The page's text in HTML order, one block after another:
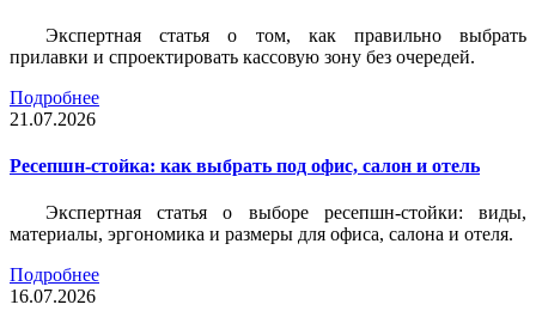
Экспертная статья о том, как правильно выбрать
прилавки и спроектировать кассовую зону без очередей.
Подробнее
21.07.2026
Ресепшн-стойка: как выбрать под офис, салон и отель
Экспертная статья о выборе ресепшн-стойки: виды,
материалы, эргономика и размеры для офиса, салона и отеля.
Подробнее
16.07.2026